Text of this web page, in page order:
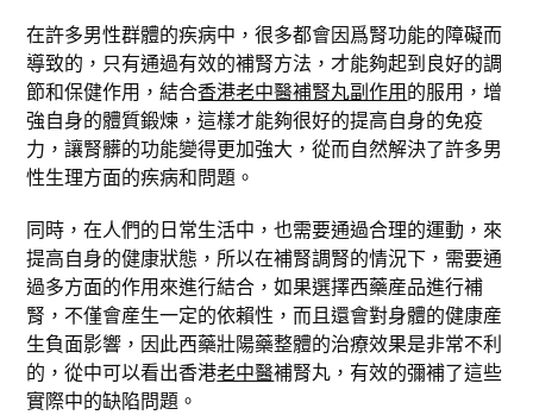
在許多男性群體的疾病中，很多都會因爲腎功能的障礙而
導致的，只有通過有效的補腎方法，才能夠起到良好的調
節和保健作用，結合香港老中醫補腎丸副作用的服用，增
強自身的體質鍛煉，這樣才能夠很好的提高自身的免疫
力，讓腎髒的功能變得更加強大，從而自然解決了許多男
性生理方面的疾病和問題。
同時，在人們的日常生活中，也需要通過合理的運動，來
提高自身的健康狀態，所以在補腎調腎的情況下，需要通
過多方面的作用來進行結合，如果選擇西藥産品進行補
腎，不僅會産生一定的依賴性，而且還會對身體的健康産
生負面影響，因此西藥壯陽藥整體的治療效果是非常不利
的，從中可以看出香港老中醫補腎丸，有效的彌補了這些
實際中的缺陷問題。